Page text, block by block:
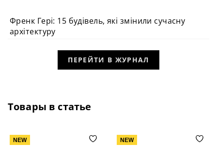
АРХІТЕКТУРА
Френк Гері: 15 будівель, які змінили сучасну
архітектуру
ПЕРЕЙТИ В ЖУРНАЛ
Товары в статье
NEW NEW